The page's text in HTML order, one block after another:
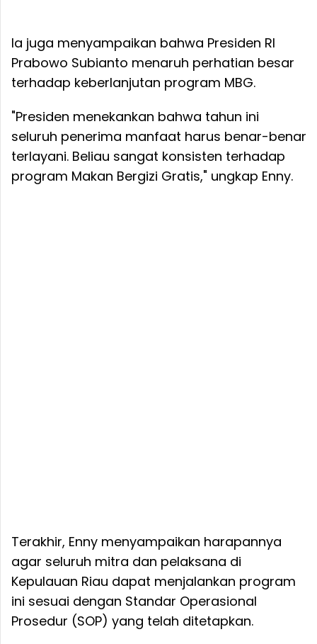
Ia juga menyampaikan bahwa Presiden RI
Prabowo Subianto menaruh perhatian besar
terhadap keberlanjutan program MBG.
"Presiden menekankan bahwa tahun ini
seluruh penerima manfaat harus benar-benar
terlayani. Beliau sangat konsisten terhadap
program Makan Bergizi Gratis," ungkap Enny.
Terakhir, Enny menyampaikan harapannya
agar seluruh mitra dan pelaksana di
Kepulauan Riau dapat menjalankan program
ini sesuai dengan Standar Operasional
Prosedur (SOP) yang telah ditetapkan.